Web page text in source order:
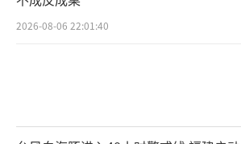
2026-08-06 22:01:40